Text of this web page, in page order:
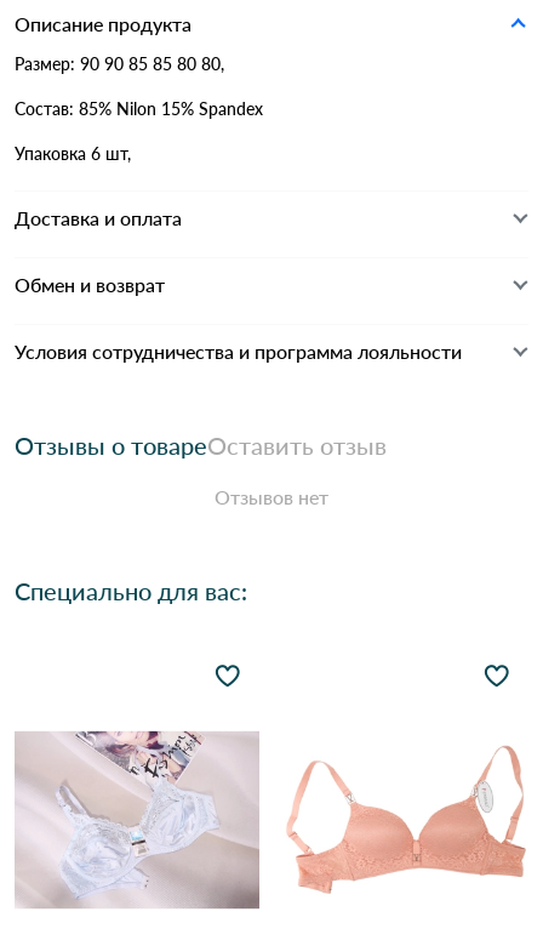
Описание продукта
Размер: 90 90 85 85 80 80,
Состав: 85% Nilon 15% Spandex
Упаковка 6 шт,
Доставка и оплата
Обмен и возврат
Условия сотрудничества и программа лояльности
Отзывы о товареОставить отзыв
Отзывов нет
Специально для вас: